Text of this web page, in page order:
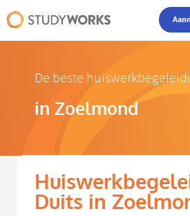
De beste
in Zoelmond
Duits in